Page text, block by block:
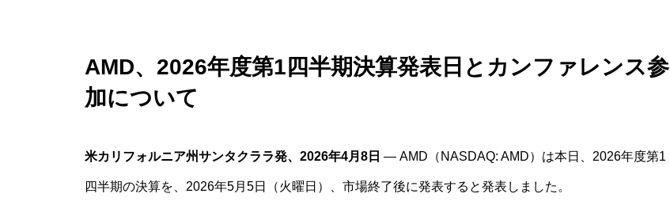
AMD、2026年度第1四半期決算発表日とカンファレンス参
加について
米カリフォルニア州サンタクララ発、2026年4月8日 — AMD（NASDAQ: AMD）は本日、2026年度第1
四半期の決算を、2026年5月5日（火曜日）、市場終了後に発表すると発表しました。